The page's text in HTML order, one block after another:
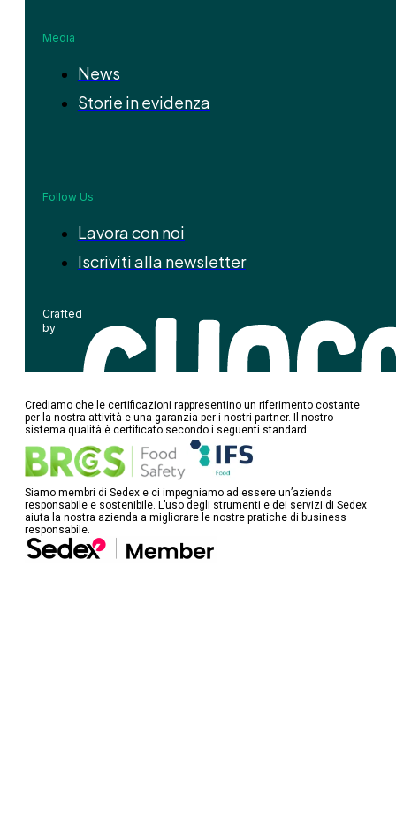
Media
News
Storie in evidenza
Follow Us
Lavora con noi
Iscriviti alla newsletter
Crafted
by
Crediamo che le certificazioni rappresentino un riferimento costante
per la nostra attività e una garanzia per i nostri partner. Il nostro
sistema qualità è certificato secondo i seguenti standard:
Siamo membri di Sedex e ci impegniamo ad essere un’azienda
responsabile e sostenibile. L’uso degli strumenti e dei servizi di Sedex
aiuta la nostra azienda a migliorare le nostre pratiche di business
responsabile.